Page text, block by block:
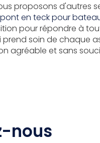
proposons d'autres
pont en teck pour
pour répondre à
soin de chaque
agréable et sans
nous